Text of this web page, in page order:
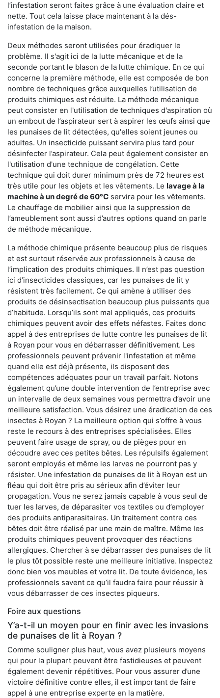
l’infestation seront faites grâce à une évaluation claire et
nette. Tout cela laisse place maintenant à la dés-
infestation de la maison.
Deux méthodes seront utilisées pour éradiquer le
problème. Il s'agit ici de la lutte mécanique et de la
seconde portant le blason de la lutte chimique. En ce qui
concerne la première méthode, elle est composée de bon
nombre de techniques grâce auxquelles l’utilisation de
produits chimiques est réduite. La méthode mécanique
peut consister en l'utilisation de techniques d'aspiration où
un embout de l’aspirateur sert à aspirer les œufs ainsi que
les punaises de lit détectées, qu'elles soient jeunes ou
adultes. Un insecticide puissant servira plus tard pour
désinfecter l’aspirateur. Cela peut également consister en
l'utilisation d'une technique de congélation. Cette
technique qui doit durer minimum près de 72 heures est
très utile pour les objets et les vêtements. Le lavage à la
machine à un degré de 60°C servira pour les vêtements.
Le chauffage de mobilier ainsi que la suppression de
l’ameublement sont aussi d’autres options quand on parle
de méthode mécanique.
La méthode chimique présente beaucoup plus de risques
et est surtout réservée aux professionnels à cause de
l’implication des produits chimiques. Il n’est pas question
ici d’insecticides classiques, car les punaises de lit y
résistent très facilement. Ce qui amène à utiliser des
produits de désinsectisation beaucoup plus puissants que
d’habitude. Lorsqu’ils sont mal appliqués, ces produits
chimiques peuvent avoir des effets néfastes. Faites donc
appel à des entreprises de lutte contre les punaises de lit
à Royan pour vous en débarrasser définitivement. Les
professionnels peuvent prévenir l'infestation et même
quand elle est déjà présente, ils disposent des
compétences adéquates pour un travail parfait. Notons
également qu’une double intervention de l’entreprise avec
un intervalle de deux semaines vous permettra d’avoir une
meilleure satisfaction. Vous désirez une éradication de ces
insectes à Royan ? La meilleure option qui s’offre à vous
reste le recours à des entreprises spécialisées. Elles
peuvent faire usage de spray, ou de pièges pour en
découdre avec ces petites bêtes. Les répulsifs également
seront employés et même les larves ne pourront pas y
résister. Une infestation de punaises de lit à Royan est un
fléau qui doit être pris au sérieux afin d’éviter leur
propagation. Vous ne serez jamais capable à vous seul de
tuer les larves, de déparasiter vos textiles ou d’employer
des produits antiparasitaires. Un traitement contre ces
bêtes doit être réalisé par une main de maître. Même les
produits chimiques peuvent provoquer des réactions
allergiques. Chercher à se débarrasser des punaises de lit
le plus tôt possible reste une meilleure initiative. Inspectez
donc bien vos meubles et votre lit. De toute évidence, les
professionnels savent ce qu’il faudra faire pour réussir à
vous débarrasser de ces insectes piqueurs.
Foire aux questions
Y’a-t-il un moyen pour en finir avec les invasions
de punaises de lit à Royan ?
Comme souligner plus haut, vous avez plusieurs moyens
qui pour la plupart peuvent être fastidieuses et peuvent
également devenir répétitives. Pour vous assurer d’une
victoire définitive contre elles, il est important de faire
appel à une entreprise experte en la matière.